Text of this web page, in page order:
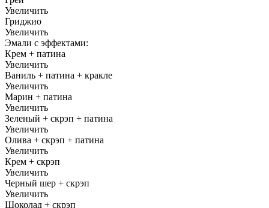
Увеличить
Гриджио
Увеличить
Эмали с эффектами:
Крем + патина
Увеличить
Ваниль + патина + кракле
Увеличить
Марин + патина
Увеличить
Зеленый + скрэп + патина
Увеличить
Олива + скрэп + патина
Увеличить
Крем + скрэп
Увеличить
Черный шер + скрэп
Увеличить
Шоколад + скрэп